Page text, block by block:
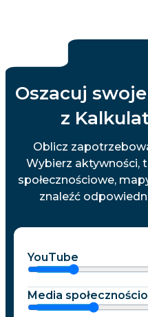
Oszacuj
z
Oblicz
Wybierz aktywności,
społecznościowe,
znaleźć
YouTube
Media